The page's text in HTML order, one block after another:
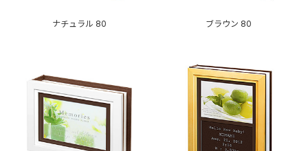
ナチュラル 80 ブラウン 80